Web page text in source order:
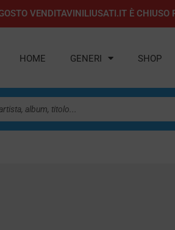
VENDITAVINILIUSATI.IT È
HOME GENERI SHOP